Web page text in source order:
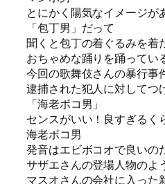
とにかく陽気なイメージが
「包丁男」だって
聞くと包丁の着ぐるみを着
おちゃめな踊りを踊ってい
今回の歌舞伎さんの暴行事
逮捕された犯人に対してつ
「海老ボコ男」
センスがいい！良すぎるく
海老ボコ男
発音はエビボコオで良いの
サザエさんの登場人物のよ
マスオさんの会社に入った